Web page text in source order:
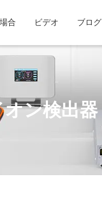
場合 ビデオ ブログ
ン検出器